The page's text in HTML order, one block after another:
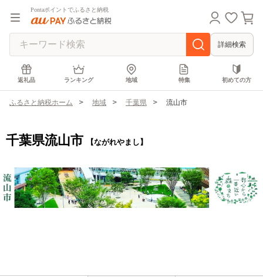
Pontaポイントでふるさと納税
詳細検索
返礼品 ランキング 地域 特集 初めての方
ふるさと納税ホーム 地域 千葉県 流山市
千葉県流山市 【ながれやまし】